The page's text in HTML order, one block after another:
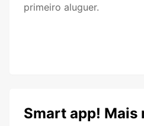
primeiro aluguer.
Smart app! Mais